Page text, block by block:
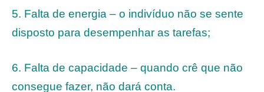
5. Falta de energia – o indivíduo não se sente
disposto para desempenhar as tarefas;
6. Falta de capacidade – quando crê que não
consegue fazer, não dará conta.